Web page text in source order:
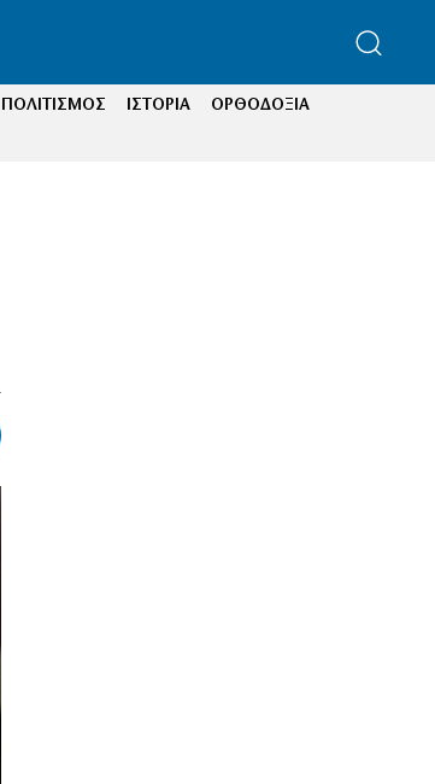
ΠΟΛΙΤΙΣΜΟΣ ΙΣΤΟΡΙΑ
ΟΡΘΟΔΟΞΙΑ